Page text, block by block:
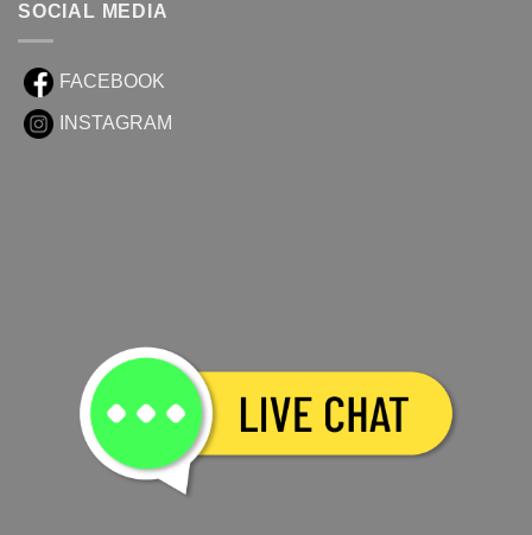
SOCIAL MEDIA
FACEBOOK
INSTAGRAM